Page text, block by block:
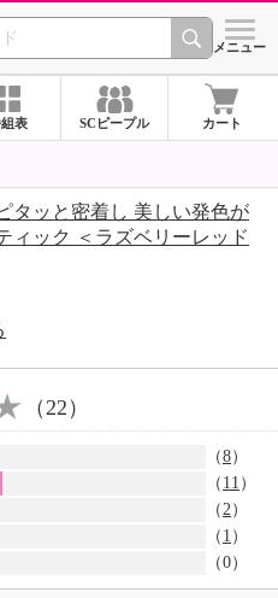
CHANNEL シメニュー
表 SCピープル カート
タッと密着し 美しい発色が
ィック ＜ラズベリーレッド
（22）
（8）
（ 11 ）
（2）
（ 1 ）
（0）